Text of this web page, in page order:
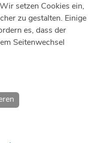
Bonn
setzen Cookies ein,
zu gestalten. Einige
es, dass der
Seitenwechsel